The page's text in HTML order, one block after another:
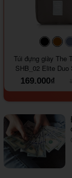
#000000
Túi đựng giày The
SHB_02 Elite Duo
169.000₫